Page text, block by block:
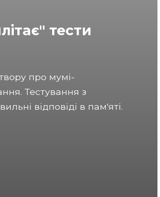
тести
про мумі-
Тестування з
відповіді в пам'яті.